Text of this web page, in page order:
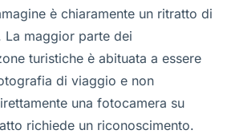
è chiaramente un ritratto di
La maggior parte dei
turistiche è abituata a essere
di viaggio e non
una fotocamera su
richiede un riconoscimento.